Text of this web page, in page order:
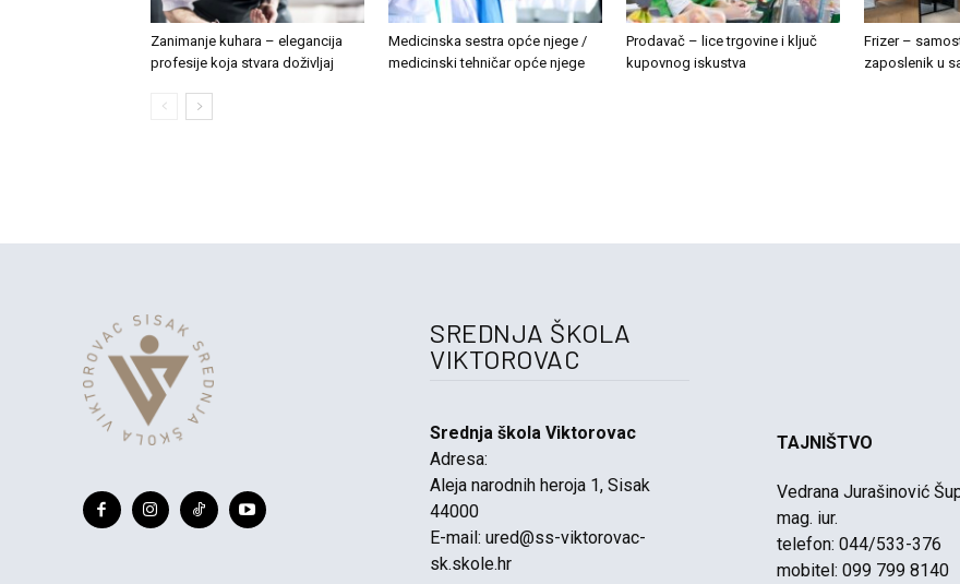
Zanimanje kuhara – elegancija
profesije koja stvara doživljaj
Medicinska sestra opće njege /
medicinski tehničar opće njege
Prodavač – lice trgovine i ključ
kupovnog iskustva
Frizer –
zaposlenik u
SREDNJA ŠKOLA
VIKTOROVAC
Srednja škola Viktorovac
Adresa:
Aleja narodnih heroja 1, Sisak
44000
E-mail: ured@ss-viktorovac-
sk.skole.hr
TAJNIŠTVO
Vedrana Jurašinović
mag. iur.
telefon: 044/533-376
mobitel: 099 799 8140